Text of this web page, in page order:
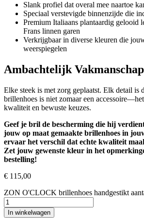
Slank profiel dat overal mee naartoe
Speciaal verstevigde binnenzijde die
Premium Italiaans plantaardig gelooid
Frans linnen garen
Verkrijgbaar in diverse kleuren die
weerspiegelen
Ambachtelijk Vakmanschap
Elke steek is met zorg geplaatst. Elk detail is
brillenhoes is niet zomaar een
kwaliteit en bewuste keuzes.
Geef je bril de bescherming die hij
jouw op maat gemaakte brillenhoes in
ervaar het verschil dat echte kwaliteit
Zet jouw gewenste kleur in het
bestelling!
€ 115,00
ZON O'CLOCK brillenhoes handgestikt
In winkelwagen